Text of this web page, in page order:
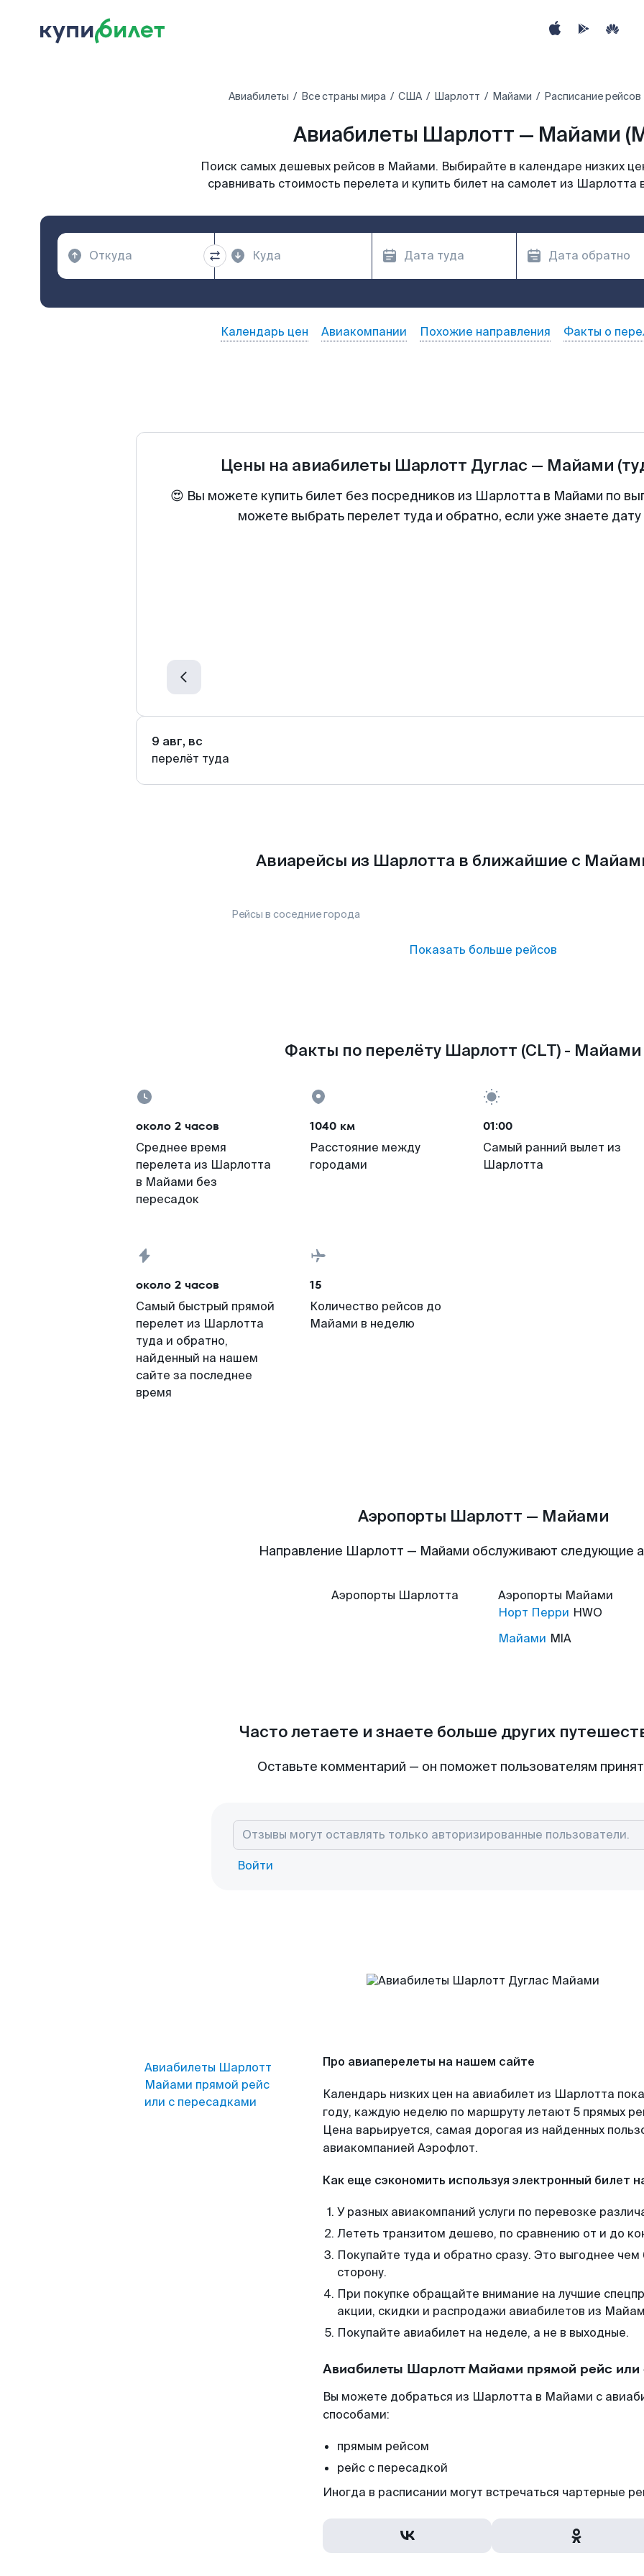
Авиабилеты Все страны мира США Шарлотт Майами Расписание
Авиабилеты Шарлотт — Майами
Поиск самых дешевых рейсов в Майами. Выбирайте в календаре низких
сравнивать стоимость перелета и купить билет на самолет из
Календарь цен Авиакомпании Похожие направления Факты о
Цены на авиабилеты Шарлотт Дуглас — Майами
😍 Вы можете купить билет без посредников из Шарлотта в Майами по
можете выбрать перелет туда и обратно, если уже знаете
9 авг, вс
перелёт туда
Авиарейсы из Шарлотта в ближайшие с
Рейсы в соседние города
Показать больше рейсов
Факты по перелёту Шарлотт (CLT) - Майами
около 2 часов
Среднее время
перелета из Шарлотта
в Майами без
пересадок
1040 км
Расстояние между
городами
01:00
Самый ранний вылет из
Шарлотта
около 2 часов
Самый быстрый прямой
перелет из Шарлотта
туда и обратно,
найденный на нашем
сайте за последнее
время
15
Количество рейсов до
Майами в неделю
Аэропорты Шарлотт — Майами
Направление Шарлотт — Майами обслуживают следующие
Аэропорты Шарлотта Аэропорты Майами
Норт Перри HWO
Майами MIA
Часто летаете и знаете больше других
Оставьте комментарий — он поможет пользователям
Войти
Авиабилеты Шарлотт
Майами прямой рейс
или с пересадками
Про авиаперелеты на нашем сайте
Календарь низких цен на авиабилет из Шарлотта
году, каждую неделю по маршруту летают 5 прямых
Цена варьируется, самая дорогая из найденных
авиакомпанией Аэрофлот.
Как еще сэкономить используя электронный билет
У разных авиакомпаний услуги по перевозке
Лететь транзитом дешево, по сравнению от и до
Покупайте туда и обратно сразу. Это выгоднее
сторону.
При покупке обращайте внимание на лучшие
акции, скидки и распродажи авиабилетов из
Покупайте авиабилет на неделе, а не в выходные.
Авиабилеты Шарлотт Майами прямой рейс или
Вы можете добраться из Шарлотта в Майами с
способами:
прямым рейсом
рейс с пересадкой
Иногда в расписании могут встречаться чартерные